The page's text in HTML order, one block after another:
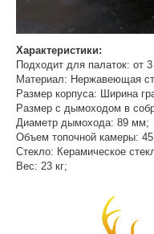
Характеристики:
Подходит для палаток: от
Материал: Нержавеющая
Размер корпуса: Ширина
Размер с дымоходом в
Диаметр дымохода: 89 мм;
Объем топочной камеры:
Стекло: Керамическое
Вес: 23 кг;